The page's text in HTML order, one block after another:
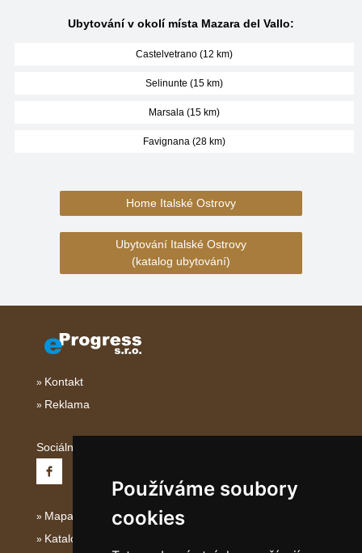
Používáme soubory
cookies
Ubytování v okolí místa Mazara del Vallo:
Castelvetrano (12 km)
Selinunte (15 km)
Marsala (15 km)
Favignana (28 km)
Home Italské Ostrovy
Ubytování Italské Ostrovy
(katalog ubytování)
Kontakt
Reklama
Sociální sítě:
Mapa serveru Italské Ostrovy
Katalog ubytování